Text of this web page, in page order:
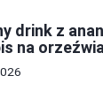
drink z
na